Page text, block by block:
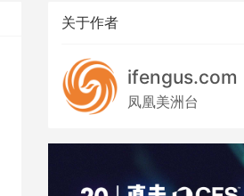
关于作者
ifengus.com
凤凰美洲台